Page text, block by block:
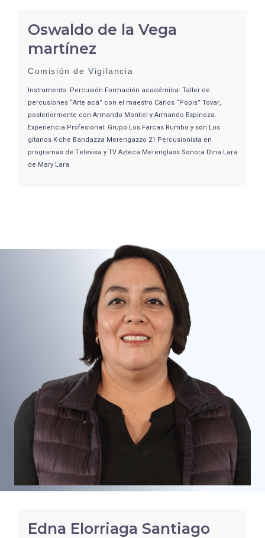
Oswaldo de la Vega
martínez
Comisión de Vigilancia
Instrumento: Percusión Formación académica: Taller de
percusiones “Arte acá” con el maestro Carlos “Popis” Tovar,
posteriormente con Armando Montiel y Armando Espinoza.
Experiencia Profesional: Grupo Los Farcas Rumbo y son Los
gitanos K-che Bandazza Merengazzo 21 Percusionista en
programas de Televisa y TV Azteca Merenglass Sonora Dina Lara
de Mary Lara
Edna Elorriaga Santiago